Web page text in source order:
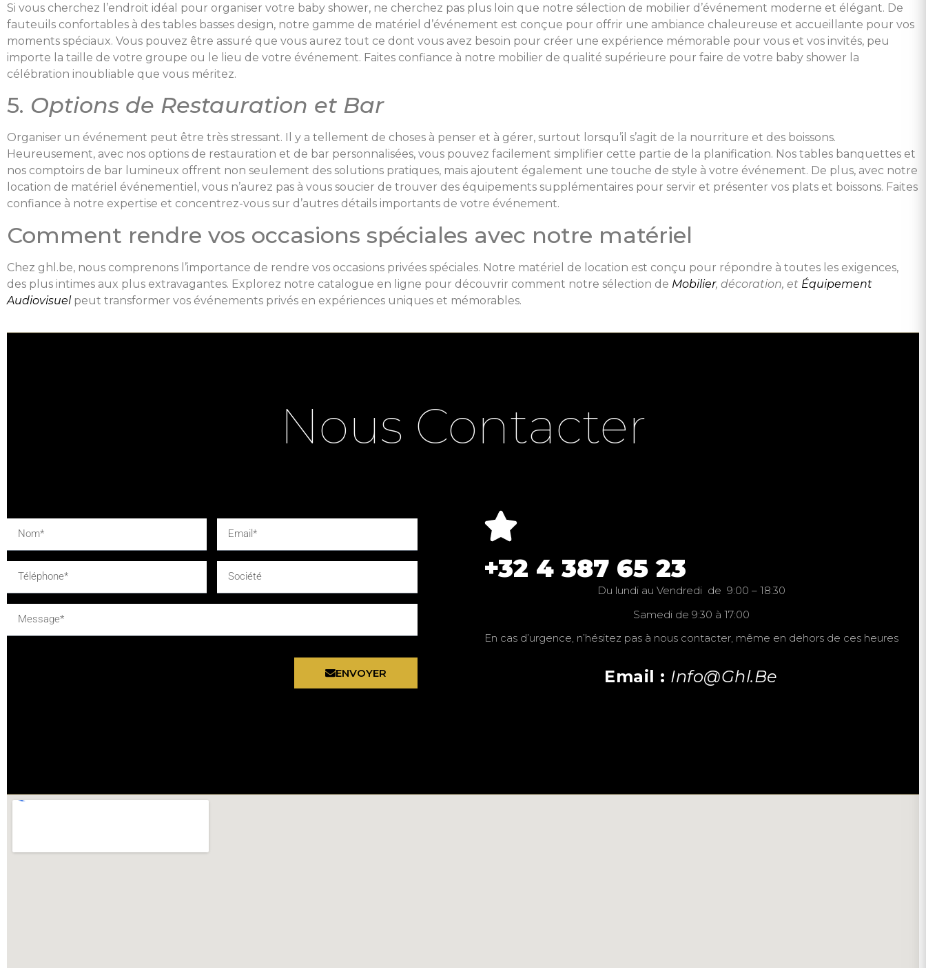
Si vous cherchez l’endroit idéal pour organiser votre baby shower, ne cherchez pas plus loin que notre sélection de mobilier d’événement moderne et élégant. De
fauteuils confortables à des tables basses design, notre gamme de matériel d’événement est conçue pour offrir une ambiance chaleureuse et accueillante pour vos
moments spéciaux. Vous pouvez être assuré que vous aurez tout ce dont vous avez besoin pour créer une expérience mémorable pour vous et vos invités, peu
importe la taille de votre groupe ou le lieu de votre événement. Faites confiance à notre mobilier de qualité supérieure pour faire de votre baby shower la
célébration inoubliable que vous méritez.
5. Options de Restauration et Bar
Organiser un événement peut être très stressant. Il y a tellement de choses à penser et à gérer, surtout lorsqu’il s’agit de la nourriture et des boissons.
Heureusement, avec nos options de restauration et de bar personnalisées, vous pouvez facilement simplifier cette partie de la planification. Nos tables banquettes et
nos comptoirs de bar lumineux offrent non seulement des solutions pratiques, mais ajoutent également une touche de style à votre événement. De plus, avec notre
location de matériel événementiel, vous n’aurez pas à vous soucier de trouver des équipements supplémentaires pour servir et présenter vos plats et boissons. Faites
confiance à notre expertise et concentrez-vous sur d’autres détails importants de votre événement.
Comment rendre vos occasions spéciales avec notre matériel
Chez ghl.be, nous comprenons l’importance de rendre vos occasions privées spéciales. Notre matériel de location est conçu pour répondre à toutes les exigences,
des plus intimes aux plus extravagantes. Explorez notre catalogue en ligne pour découvrir comment notre sélection de Mobilier, décoration, et Équipement
Audiovisuelpeut transformer vos événements privés en expériences uniques et mémorables.
Nous Contacter
ENVOYER
+32 4 387 65 23
Du lundi au Vendredi de 9:00 – 18:30
Samedi de 9:30 à 17:00
En cas d’urgence, n’hésitez pas à nous contacter, même en dehors de ces heures
Email : Info@ghl.be